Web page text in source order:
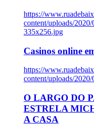
https://
content/uploads/
335x256.jpg
Casinos online
https://
content/uploads/
O LARGO DO
ESTRELA
A CASA